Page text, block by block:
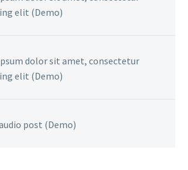
elit (Demo)
dolor sit amet, consectetur
elit (Demo)
post (Demo)